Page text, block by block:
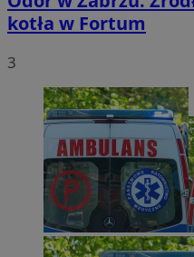
kotła w Fortum
3